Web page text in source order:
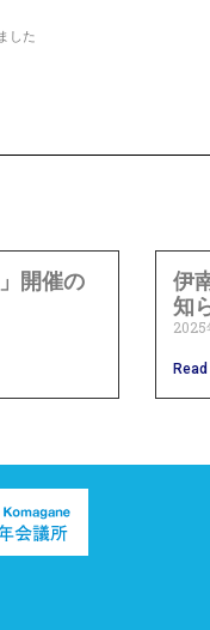
した
開催の
伊
知
2025